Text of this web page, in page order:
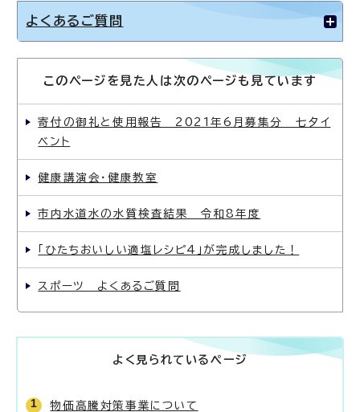
よくあるご質問
このページを見た人は次のページも見ています
寄付の御礼と使用報告 2021年6月募集分 七夕イ
ベント
健康講演会・健康教室
市内水道水の水質検査結果 令和8年度
「ひたちおいしい適塩レシピ4」が完成しました！
スポーツ よくあるご質問
よく見られているページ
物価高騰対策事業について